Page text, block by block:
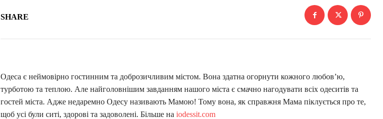
SHARE
Одеса є неймовірно гостинним та доброзичливим містом. Вона здатна огорнути кожного любов’ю,
турботою та теплою. Але найголовнішим завданням нашого міста є смачно нагодувати всіх одеситів та
гостей міста. Адже недаремно Одесу називають Мамою! Тому вона, як справжня Мама піклується про те,
щоб усі були ситі, здорові та задоволені. Більше на iodessit.com